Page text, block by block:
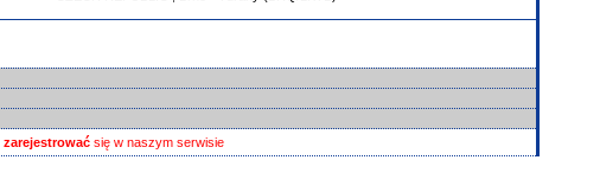
zarejestrować się w naszym serwisie